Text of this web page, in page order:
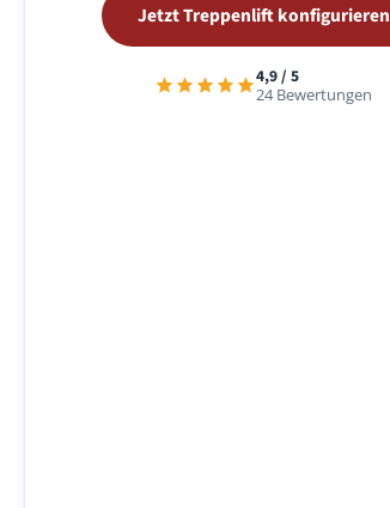
Jetzt Treppenlift konfigurieren
4,9 / 5
24 Bewertungen